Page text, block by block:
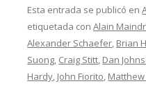
Esta entrada se publicó en
etiquetada conAlain
Alexander Schaefer, Brian
Suong, Craig Stitt, Dan
Hardy, John Fiorito,